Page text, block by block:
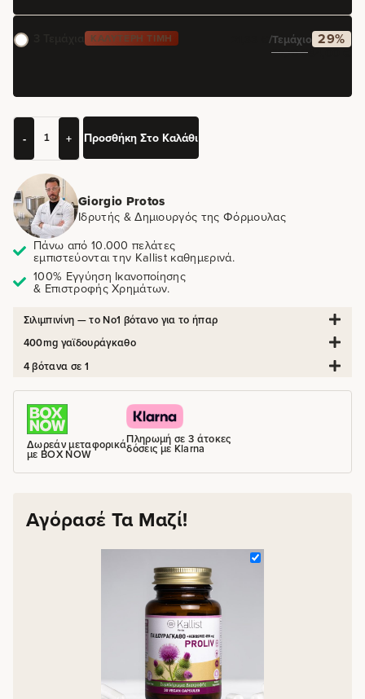
ΚΑΛΎΤΕΡΗ ΤΙΜΉ €/τεμάχιο 29%
89,70€64,00€
- + Προσθήκη Στο Καλάθι
Giorgio Protos
Ιδρυτής & Δημιουργός της Φόρμουλας
Πάνω από 10.000 πελάτες
εμπιστεύονται την Kallist καθημερινά.
100% Εγγύηση Ικανοποίησης
& Επιστροφής Χρημάτων.
Σιλιμπινίνη — το Νο1 βότανο για το ήπαρ
400mg γαϊδουράγκαθο
4 βότανα σε 1
Δωρεάν μεταφορικά
με BOX NOW
Πληρωμή σε 3 άτοκες
δόσεις με Klarna
Αγόρασέ Τα Μαζί!